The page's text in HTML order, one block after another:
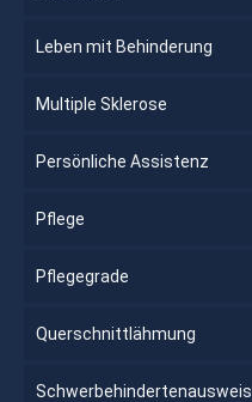
Leben mit Behinderung
Multiple Sklerose
Persönliche Assistenz
Pflege
Pflegegrade
Querschnittlähmung
Schwerbehindertenausweis